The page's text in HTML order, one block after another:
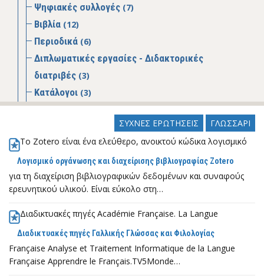
Ψηφιακές συλλογές (7)
Βιβλία (12)
Περιοδικά (6)
Διπλωματικές εργασίες - Διδακτορικές
διατριβές (3)
Κατάλογοι (3)
Βάσεις δεδομένων(4)
Οδηγοί- Εγχειρίδια(22)
Συλλογές νομοθεσιών/νομολογιών(1)
Γνωστικά αντικείμενα
Ιδιότητα
Κάνω έρευνα
Πέργαμος: ιδρυματικό αποθετήριο
Ανοικτή Επιστήμη
ΣΥΧΝΕΣ ΕΡΩΤΗΣΕΙΣ ΓΛΩΣΣΑΡΙ
Λογισμικό οργάνωσης και διαχείρισης βιβλιογραφίας Zotero
Το Zotero είναι ένα ελεύθερο, ανοικτού κώδικα λογισμικό
για τη διαχείριση βιβλιογραφικών δεδομένων και συναφούς
ερευνητικού υλικού. Είναι εύκολο στη…
Διαδικτυακές πηγές Γαλλικής Γλώσσας και Φιλολογίας
Διαδικτυακές πηγές Académie Française. La Langue
Française Analyse et Traitement Informatique de la Langue
Française Apprendre le Français.TV5Monde…